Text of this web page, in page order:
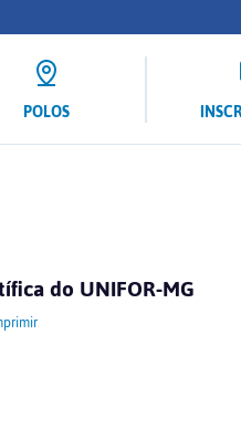
POLOS
do UNIFOR-MG